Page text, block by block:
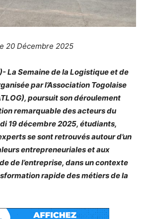
20 Décembre 2025
La Semaine de la Logistique et de
par l’Association Togolaise
poursuit son déroulement
remarquable des acteurs du
19 décembre 2025, étudiants,
se sont retrouvés autour d’un
entrepreneuriales et aux
de l’entreprise, dans un contexte
rapide des métiers de la